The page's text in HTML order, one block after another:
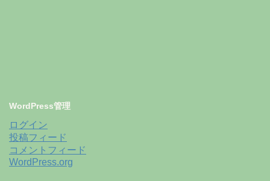
WordPress管理
ログイン
投稿フィード
コメントフィード
WordPress.org